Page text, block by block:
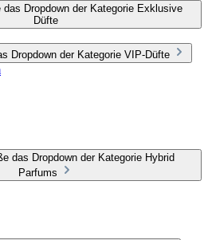
Dropdown der Kategorie Exklusive
Düfte
Dropdown der Kategorie VIP-Düfte
das Dropdown der Kategorie Hybrid
Parfums